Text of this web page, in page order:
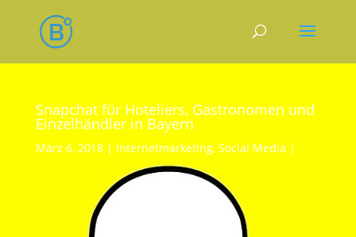
Snapchat für Hoteliers, Gastronomen und
Einzelhändler in Bayern
März 6, 2018 Internetmarketing, Social Media